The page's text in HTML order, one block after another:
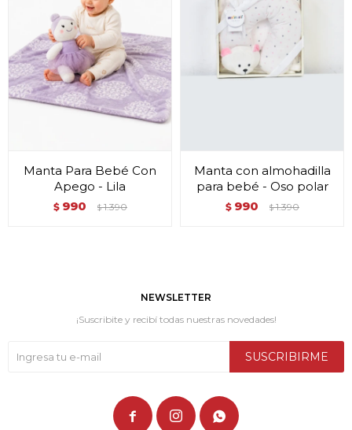
Manta Para Bebé Con
Apego - Lila
$ 990 $ 1.390
Manta con almohadilla
para bebé - Oso polar
$ 990 $ 1.390
NEWSLETTER
¡Suscribite y recibí todas nuestras novedades!
SUSCRIBIRME
  